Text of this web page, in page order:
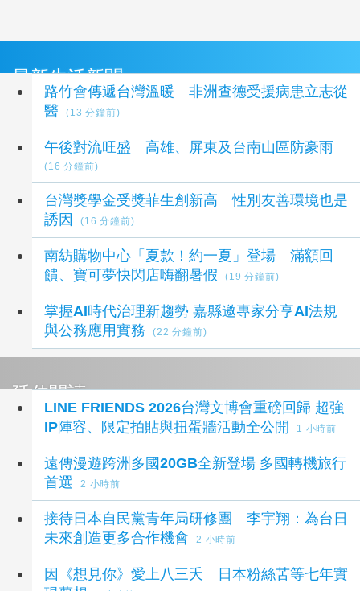
最新生活新聞
路竹會傳遞台灣溫暖 非洲查德受援病患立志從
醫
(13 分鐘前)
午後對流旺盛 高雄、屏東及台南山區防豪雨
(16 分鐘前)
台灣獎學金受獎菲生創新高 性別友善環境也是
誘因
(16 分鐘前)
南紡購物中心「夏款！約一夏」登場 滿額回
饋、寶可夢快閃店嗨翻暑假
(19 分鐘前)
掌握AI時代治理新趨勢 嘉縣邀專家分享AI法規
與公務應用實務
(22 分鐘前)
延伸閱讀
LINE FRIENDS 2026台灣文博會重磅回歸 超強
IP陣容、限定拍貼與扭蛋牆活動全公開
1 小時前
遠傳漫遊跨洲多國20GB全新登場 多國轉機旅行
首選
2 小時前
接待日本自民黨青年局研修團 李宇翔：為台日
未來創造更多合作機會
2 小時前
因《想見你》愛上八三夭 日本粉絲苦等七年實